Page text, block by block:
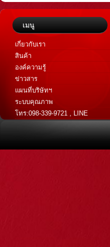
เมนู
เกี่ยวกับเรา
สินค้า
องค์ความรู้
ข่าวสาร
แผนที่บริษัทฯ
ระบบคุณภาพ
โทร:098-339-9721 , LINE
@flavoraromatic